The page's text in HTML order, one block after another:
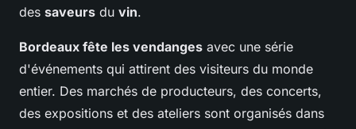
des saveurs du vin.
Bordeaux fête les vendanges avec une série
d'événements qui attirent des visiteurs du monde
entier. Des marchés de producteurs, des concerts,
des expositions et des ateliers sont organisés dans